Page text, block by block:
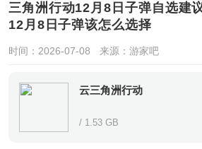
三角洲行动12月8日子弹自选建
12月8日子弹该怎么选择
时间：2026-07-08 来源：游家吧
云三角洲行动
/ 1.53 GB